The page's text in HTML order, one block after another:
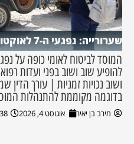
שערורייה: נפגעי ה-7 לאוקטובר ממשיכים להיפגע
להופיע שוב ושוב בפני ועדות
ושוב נכויות זמניות | עורך
בדוגמה מקוממת להתנהלות
מירב בן יאיר אוגוסט 4, 2026 pm